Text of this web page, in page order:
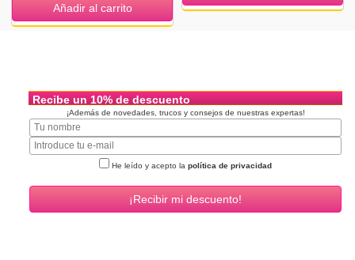
Añadir al carrito
Recibe un 10% de descuento
¡Además de novedades, trucos y consejos de nuestras expertas!
He leído y acepto la política de privacidad